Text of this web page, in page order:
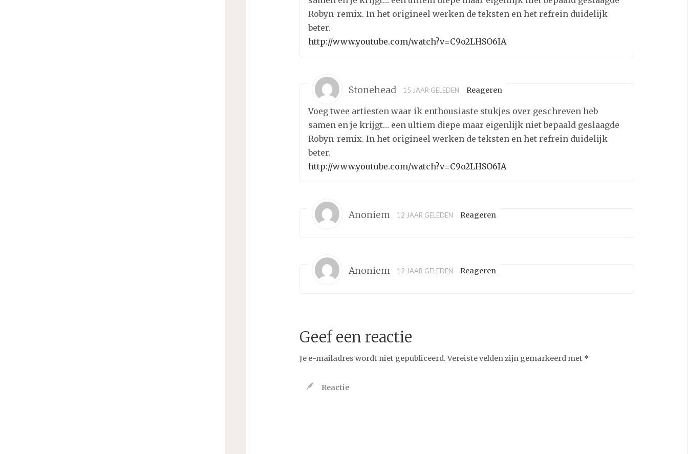
Robyn-remix. In het origineel werken de teksten en het refrein duidelijk
beter.
http://www.youtube.com/watch?v=C9o2LHSO6IA
Stonehead 15 JAAR GELEDEN Reageren
Voeg twee artiesten waar ik enthousiaste stukjes over geschreven heb
samen en je krijgt… een ultiem diepe maar eigenlijk niet bepaald geslaagde
Robyn-remix. In het origineel werken de teksten en het refrein duidelijk
beter.
http://www.youtube.com/watch?v=C9o2LHSO6IA
Anoniem 12 JAAR GELEDEN Reageren
Anoniem 12 JAAR GELEDEN Reageren
Geef een reactie
Je e-mailadres wordt niet gepubliceerd. Vereiste velden zijn gemarkeerd met *